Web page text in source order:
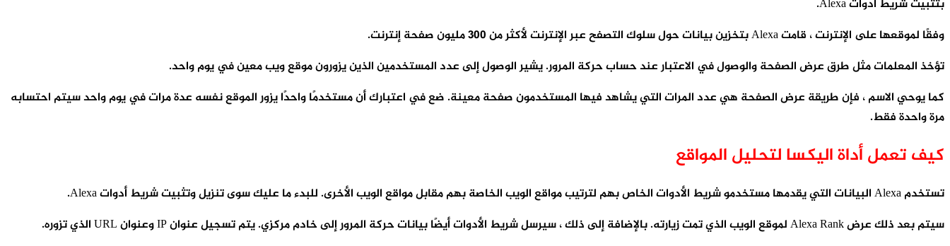
بتثبيت شريط أدوات Alexa.
وفقًا لموقعها على الإنترنت ، قامت Alexa بتخزين بيانات حول سلوك التصفح عبر الإنترنت لأكثر من 300 مليون صفحة إنترنت.
تؤخذ المعلمات مثل طرق عرض الصفحة والوصول في الاعتبار عند حساب حركة المرور. يشير الوصول إلى عدد المستخدمين الذين يزورون موقع ويب معين في يوم واحد.
كما يوحي الاسم ، فإن طريقة عرض الصفحة هي عدد المرات التي يشاهد فيها المستخدمون صفحة معينة. ضع في اعتبارك أن مستخدمًا واحدًا يزور الموقع نفسه عدة مرات في يوم واحد سيتم احتسابه
مرة واحدة فقط.
كيف تعمل أداة اليكسا لتحليل المواقع
تستخدم Alexa البيانات التي يقدمها مستخدمو شريط الأدوات الخاص بهم لترتيب مواقع الويب الخاصة بهم مقابل مواقع الويب الأخرى. للبدء ما عليك سوى تنزيل وتثبيت شريط أدوات Alexa.
سيتم بعد ذلك عرض Alexa Rank لموقع الويب الذي تمت زيارته. بالإضافة إلى ذلك ، سيرسل شريط الأدوات أيضًا بيانات حركة المرور إلى خادم مركزي. يتم تسجيل عنوان IP وعنوان URL الذي تزوره.